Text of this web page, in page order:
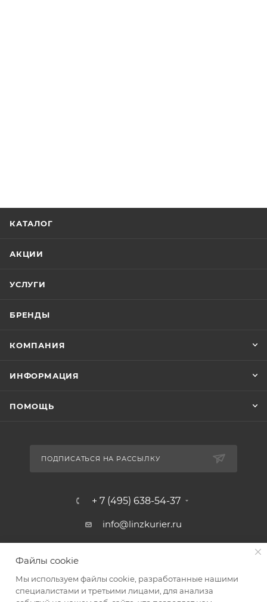
КАТАЛОГ
АКЦИИ
УСЛУГИ
БРЕНДЫ
КОМПАНИЯ
ИНФОРМАЦИЯ
ПОМОЩЬ
ПОДПИСАТЬСЯ НА РАССЫЛКУ
+ 7 (495) 638-54-37
info@linzkurier.ru
Файлы cookie
Мы используем файлы cookie, разработанные нашими
специалистами и третьими лицами, для анализа